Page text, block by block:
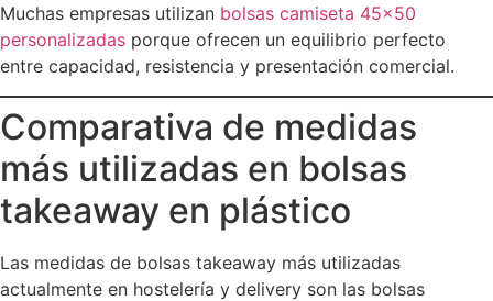
Muchas empresas utilizan bolsas camiseta 45×50
personalizadas porque ofrecen un equilibrio perfecto
entre capacidad, resistencia y presentación comercial.
Comparativa de medidas
más utilizadas en bolsas
takeaway en plástico
Las medidas de bolsas takeaway más utilizadas
actualmente en hostelería y delivery son las bolsas